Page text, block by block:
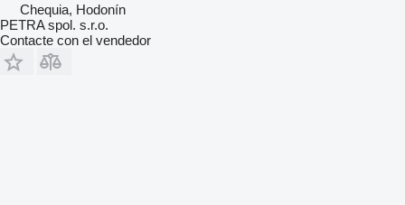
Chequia, Hodonín
PETRA spol. s.r.o.
Contacte con el vendedor